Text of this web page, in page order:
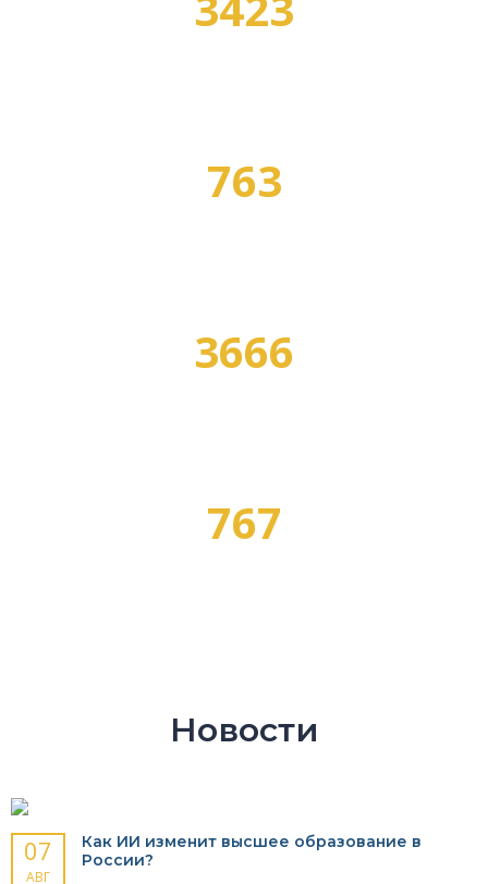
763
3666
767
Новости
07
АВГ
Как ИИ изменит высшее образование в
России?